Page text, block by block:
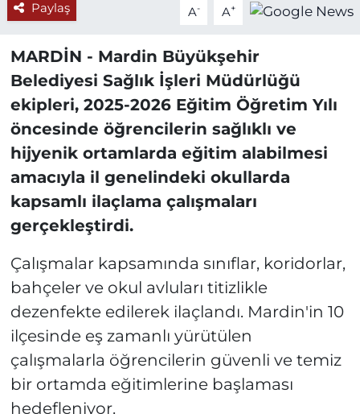
Paylaş A- A+
MARDİN - Mardin Büyükşehir
Belediyesi Sağlık İşleri Müdürlüğü
ekipleri, 2025-2026 Eğitim Öğretim Yılı
öncesinde öğrencilerin sağlıklı ve
hijyenik ortamlarda eğitim alabilmesi
amacıyla il genelindeki okullarda
kapsamlı ilaçlama çalışmaları
gerçekleştirdi.
Çalışmalar kapsamında sınıflar, koridorlar,
bahçeler ve okul avluları titizlikle
dezenfekte edilerek ilaçlandı. Mardin'in 10
ilçesinde eş zamanlı yürütülen
çalışmalarla öğrencilerin güvenli ve temiz
bir ortamda eğitimlerine başlaması
hedefleniyor.